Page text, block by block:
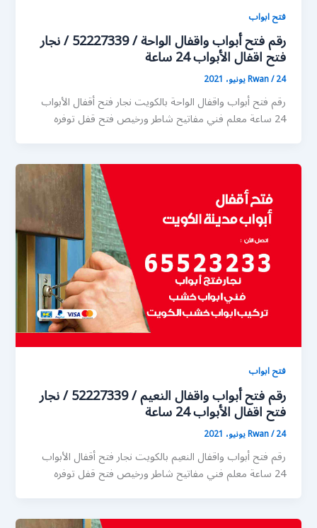
فتح ابواب
رقم فتح أبواب واقفال الواحة / 52227339 / نجار
فتح اقفال الأبواب 24 ساعة
Rwan/24 يونيو، 2021
رقم فتح أبواب واقفال الواحة بالكويت نجار فتح أقفال الأبواب
24 ساعة معلم فني مفاتيح شاطر ورخيص فتح قفل توفره
فتح ابواب
رقم فتح أبواب واقفال النعيم / 52227339 / نجار
فتح اقفال الأبواب 24 ساعة
Rwan/24 يونيو، 2021
رقم فتح أبواب واقفال النعيم بالكويت نجار فتح أقفال الأبواب
24 ساعة معلم فني مفاتيح شاطر ورخيص فتح قفل توفره